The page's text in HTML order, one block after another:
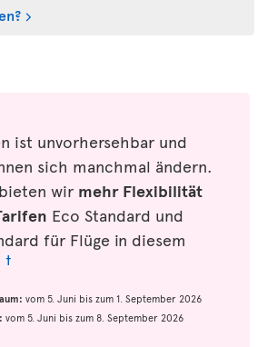
ist unvorhersehbar und
sich manchmal ändern.
wir mehr Flexibilität
Eco Standard und
für Flüge in diesem
†
vom 5. Juni bis zum 1. September 2026
vom 5. Juni bis zum 8. September 2026